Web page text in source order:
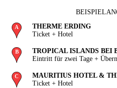
THERME ERDING
Ticket + Hotel
TROPICAL ISLANDS BEI
Eintritt für zwei Tage +
MAURITIUS HOTEL &
Ticket + Hotel